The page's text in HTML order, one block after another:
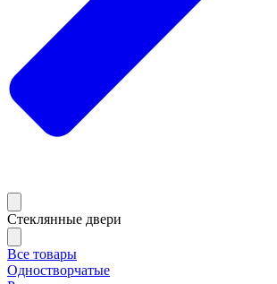
Стеклянные двери
Все товары
Одностворчатые